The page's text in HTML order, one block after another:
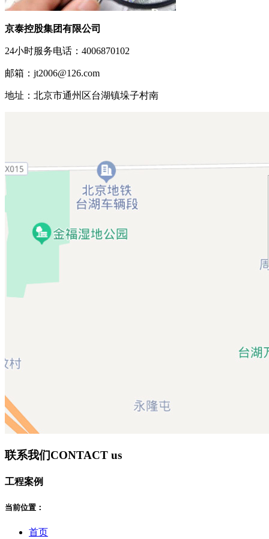
京泰控股集团有限公司
24小时服务电话：4006870102
邮箱：jt2006@126.com
地址：北京市通州区台湖镇垛子村南
联系我们CONTACT us
工程案例
当前位置：
首页